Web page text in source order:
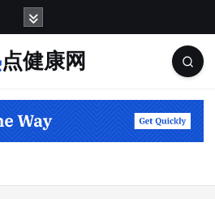
热点健康网